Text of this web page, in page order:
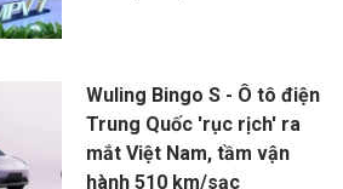
Wuling Bingo S - Ô tô điện
Trung Quốc 'rục rịch' ra
mắt Việt Nam, tầm vận
hành 510 km/sạc